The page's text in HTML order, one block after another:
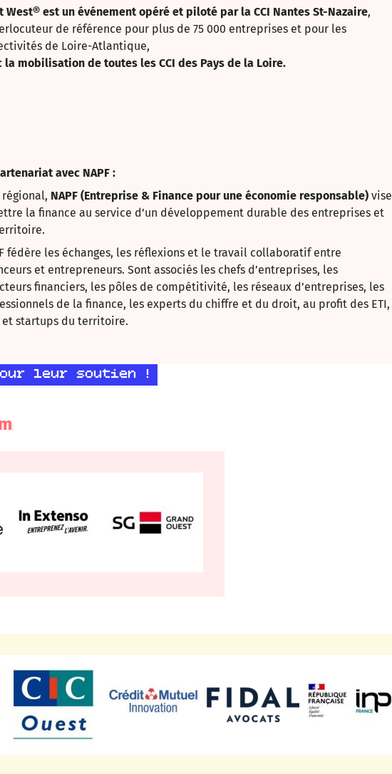
West® est un événement opéré et piloté par la CCI Nantes St-Nazaire,
de référence pour plus de 75 000 entreprises et pour les
de Loire-Atlantique,
la mobilisation de toutes les CCI des Pays de la Loire.
avec NAPF :
régional, NAPF (Entreprise & Finance pour une économie responsable) vise
la finance au service d’un développement durable des entreprises et
fédère les échanges, les réflexions et le travail collaboratif entre
et entrepreneurs. Sont associés les chefs d’entreprises, les
financiers, les pôles de compétitivité, les réseaux d’entreprises, les
de la finance, les experts du chiffre et du droit, au profit des ETI,
et startups du territoire.
leur soutien !